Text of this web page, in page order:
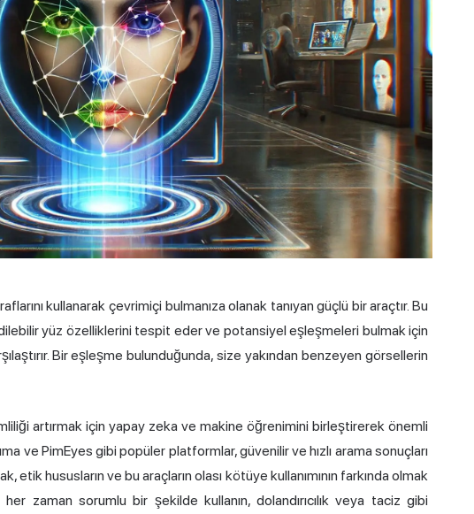
kullanarak çevrimiçi bulmanıza olanak tanıyan güçlü bir araçtır. Bu
yüz özelliklerini tespit eder ve potansiyel eşleşmeleri bulmak için
Bir eşleşme bulunduğunda, size yakından benzeyen görsellerin
artırmak için yapay zeka ve makine öğrenimini birleştirerek önemli
ve PimEyes gibi popüler platformlar, güvenilir ve hızlı arama sonuçları
etik hususların ve bu araçların olası kötüye kullanımının farkında olmak
her zaman sorumlu bir şekilde kullanın, dolandırıcılık veya taciz gibi